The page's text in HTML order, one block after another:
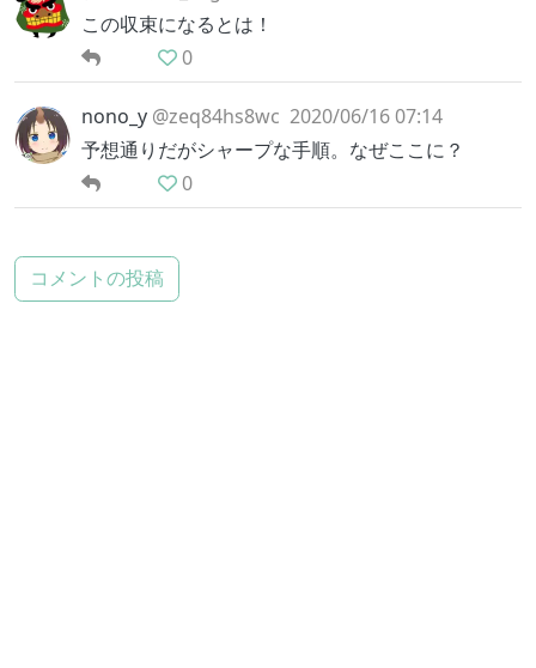
この収束になるとは！
0
nono_y @zeq84hs8wc 2020/06/16 07:14
予想通りだがシャープな手順。なぜここに？
0
コメントの投稿